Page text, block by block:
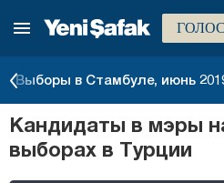
Выборы в Стамбуле, июнь
Кандидаты в мэры
выборах в Турции
Биледжик
Болу
Бурдур